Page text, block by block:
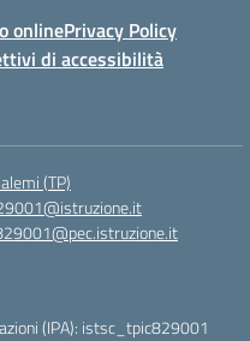
onlinePrivacy Policy
di accessibilità
(TP)
(IPA): istsc_tpic829001